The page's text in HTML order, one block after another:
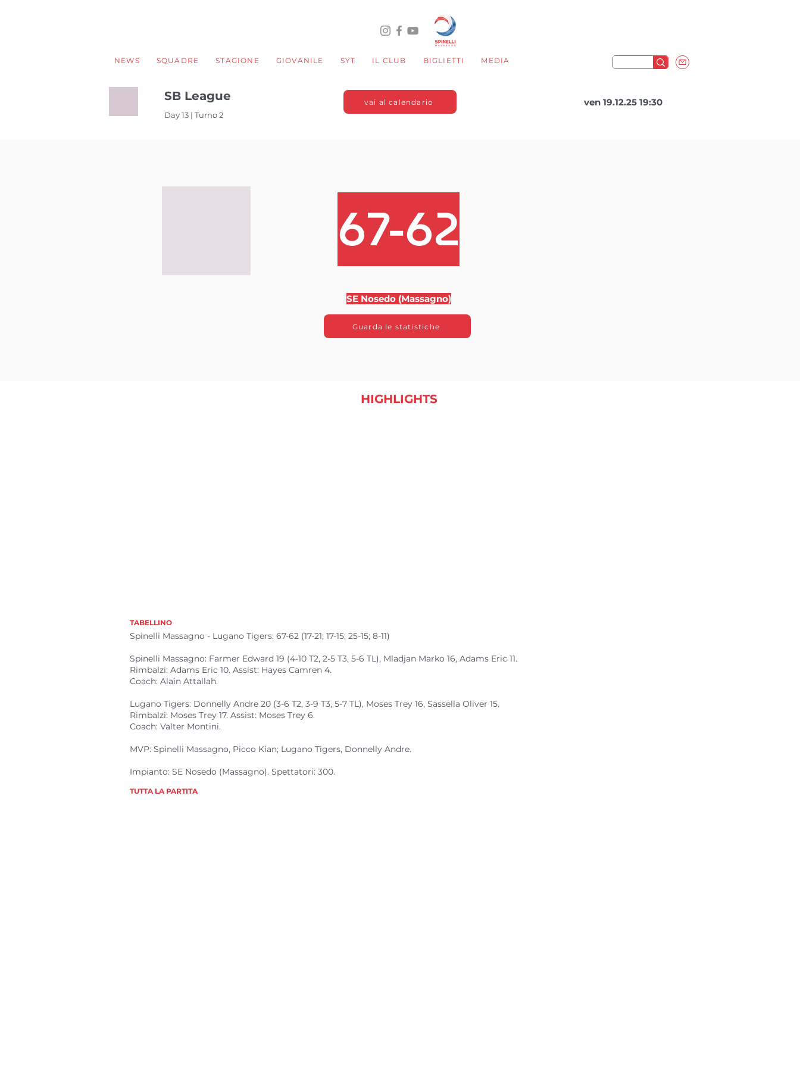
NEWS SQUADRE STAGIONE GIOVANILE SYT IL CLUB BIGLIETTI MEDIA
SB League vai al calendario
Day 13 | Turno 2
ven 19.12.25 19:30
SE Nosedo (Massagno)
Guarda le statistiche
67-62
HIGHLIGHTS
TABELLINO
Spinelli Massagno - Lugano Tigers: 67-62 (17-21; 17-15; 25-15; 8-11)
Spinelli Massagno: Farmer Edward 19 (4-10 T2, 2-5 T3, 5-6 TL), Mladjan Marko 16, Adams Eric 11.
Rimbalzi: Adams Eric 10. Assist: Hayes Camren 4.
Coach: Alain Attallah.
Lugano Tigers: Donnelly Andre 20 (3-6 T2, 3-9 T3, 5-7 TL), Moses Trey 16, Sassella Oliver 15.
Rimbalzi: Moses Trey 17. Assist: Moses Trey 6.
Coach: Valter Montini.
MVP: Spinelli Massagno, Picco Kian; Lugano Tigers, Donnelly Andre.
Impianto: SE Nosedo (Massagno). Spettatori: 300.
TUTTA LA PARTITA